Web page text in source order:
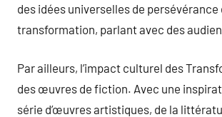
des idées universelles de persévérance
transformation, parlant avec des
Par ailleurs, l’impact culturel des
des œuvres de fiction. Avec une
série d’œuvres artistiques, de la